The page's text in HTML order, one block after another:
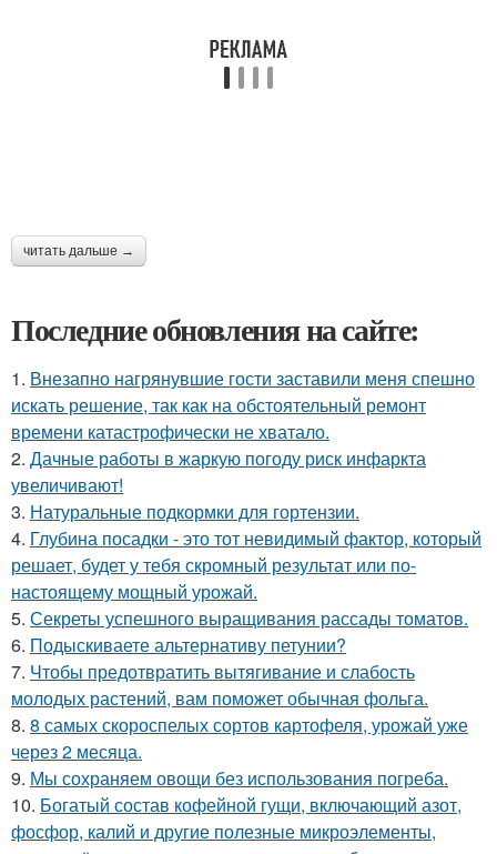
читать дальше →
Последние обновления на сайте:
1. Внезапно нагрянувшие гости заставили меня спешно
искать решение, так как на обстоятельный ремонт
времени катастрофически не хватало.
2. Дачные работы в жаркую погоду риск инфаркта
увеличивают!
3. Натуральные подкормки для гортензии.
4. Глубина посадки - это тот невидимый фактор, который
решает, будет у тебя скромный результат или по-
настоящему мощный урожай.
5. Секреты успешного выращивания рассады томатов.
6. Подыскиваете альтернативу петунии?
7. Чтобы предотвратить вытягивание и слабость
молодых растений, вам поможет обычная фольга.
8. 8 самых скороспелых сортов картофеля, урожай уже
через 2 месяца.
9. Мы сохраняем овощи без использования погреба.
10. Богатый состав кофейной гущи, включающий азот,
фосфор, калий и другие полезные микроэлементы,